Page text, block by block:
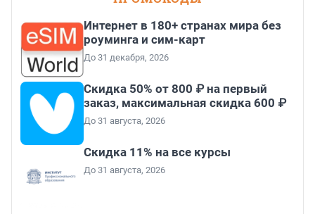
Интернет в 180+ странах мира без
роуминга и сим-карт
До 31 декабря, 2026
Скидка 50% от 800 ₽ на первый
заказ, максимальная скидка 600 ₽
До 31 августа, 2026
Скидка 11% на все курсы
До 31 августа, 2026